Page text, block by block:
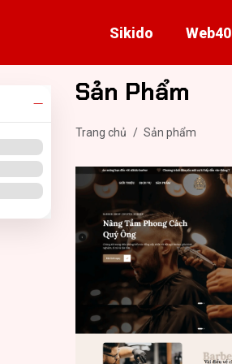
Sikido Web40
Sản Phẩm
Trang chủ / Sản phẩm